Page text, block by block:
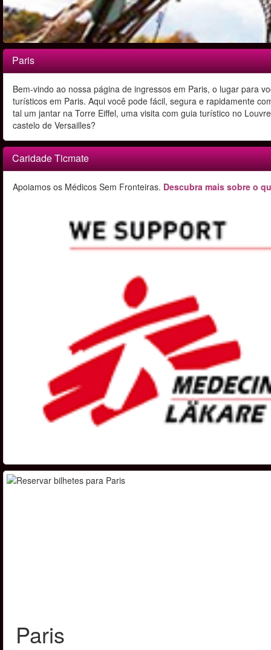
Paris
Bem-vindo ao nossa página de ingressos em Paris, o lugar para
turísticos em Paris. Aqui você pode fácil, segura e rapidamente
tal um jantar na Torre Eiffel, uma visita com guia turístico no
castelo de Versailles?
Caridade Ticmate
Apoiamos os Médicos Sem Fronteiras. Descubra mais sobre o
Paris